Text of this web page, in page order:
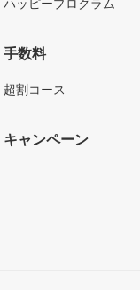
ハッピープログラム
手数料
超割コース
キャンペーン